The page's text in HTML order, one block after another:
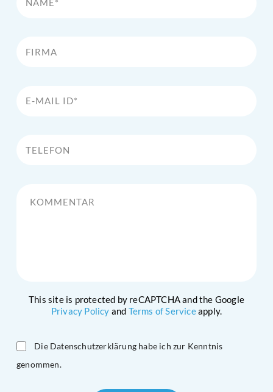
This site is protected by reCAPTCHA and the Google
Privacy Policy and Terms of Serviceapply.
Die Datenschutzerklärung habe ich zur Kenntnis
genommen.